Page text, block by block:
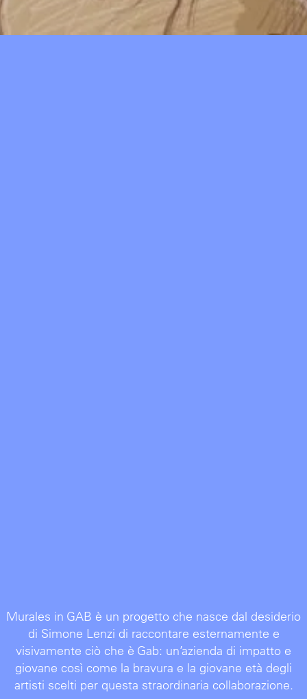
Murales in GAB è un progetto che nasce dal desiderio
di Simone Lenzi di raccontare esternamente e
visivamente ciò che è Gab: un’azienda di impatto e
giovane così come la bravura e la giovane età degli
artisti scelti per questa straordinaria collaborazione.